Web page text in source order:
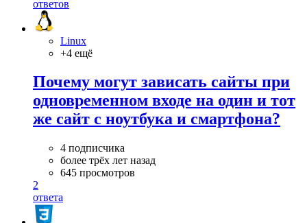
ответов
Linux
+4 ещё
Почему могут зависать сайты при
одновременном входе на один и тот
же сайт с ноутбука и смартфона?
4 подписчика
более трёх лет назад
645 просмотров
2
ответа